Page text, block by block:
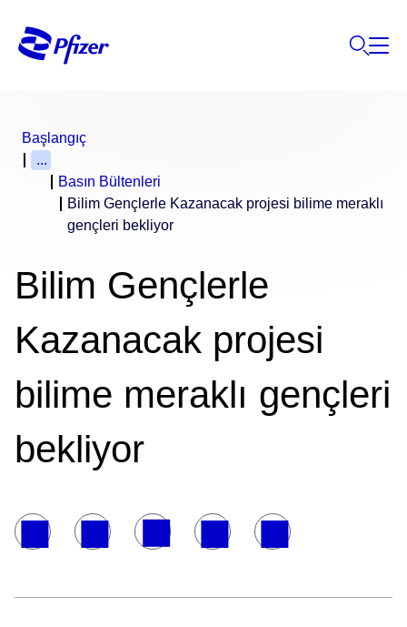
Başlangıç
...
Basın Bültenleri
Bilim Gençlerle Kazanacak projesi bilime meraklı
gençleri bekliyor
Bilim Gençlerle
Kazanacak projesi
bilime meraklı gençleri
bekliyor